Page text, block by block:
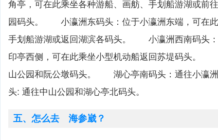
角亭，可在此乘坐各种游船、画舫、手划船游湖或前
园码头。 小瀛洲东码头：位于小瀛洲东端，可在
手划船游湖或返回湖滨各码头。 小瀛洲西南码头：
印亭西侧，可在此乘坐小型机动船返回苏堤码头。
山公园和阮公墩码头。 湖心亭南码头：通往小
头: 通往中山公园和湖心亭北码头。
五、怎么去 海参崴？